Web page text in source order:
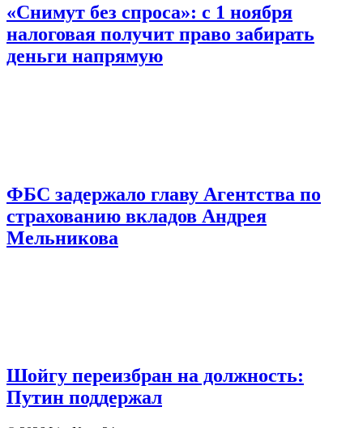
«Снимут без спроса»: с 1 ноября
налоговая получит право забирать
деньги напрямую
ФБС задержало главу Агентства по
страхованию вкладов Андрея
Мельникова
Шойгу переизбран на должность:
Путин поддержал